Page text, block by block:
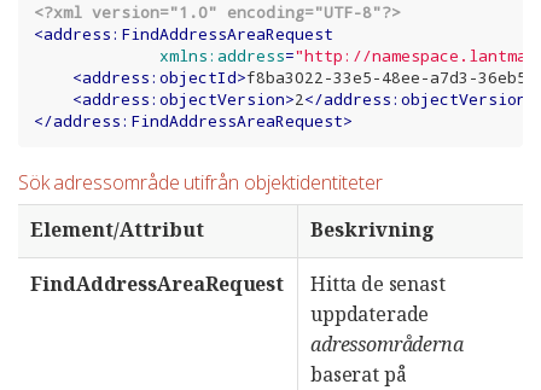
<?xml version="1.0" encoding="UTF-8"?>
<address:FindAddressAreaRequest
xmlns:address="http://
<address:objectId>f8ba3022-33e5-48ee-a7d3-
<address:objectVersion>2</address:objectVersion
</address:FindAddressAreaRequest>
Sök adressområde utifrån objektidentiteter
Element/Attribut
Beskrivning
FindAddressAreaRequest
Hitta de senast
uppdaterade
adressområderna
baserat på